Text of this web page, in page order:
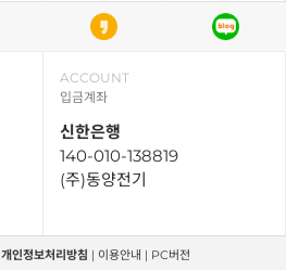
ACCOUNT
입금계좌
신한은행
140-010-138819
(주)동양전기
개인정보처리방침 | 이용안내 | PC버전